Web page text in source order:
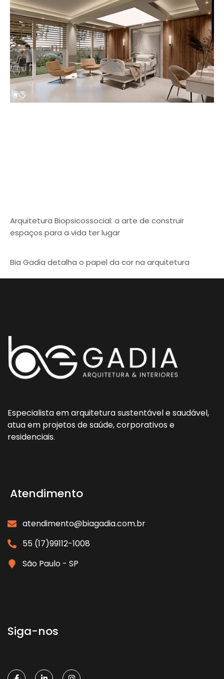
Arquitetura Biopsicossocial: a arte de construir
espaços para a vida ter lugar
Bia Gadia detalha o papel da cor na arquitetura
Especialista em arquitetura sustentável e saudável,
atua em projetos de saúde, corporativos e
residenciais.
Atendimento
atendimento@biagadia.com.br
55 (17)99112-1008
São Paulo - SP
Siga-nos